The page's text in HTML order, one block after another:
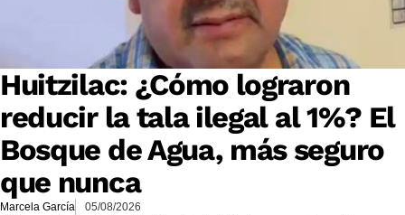
Huitzilac: ¿Cómo lograron
reducir la tala ilegal al 1%? El
Bosque de Agua, más seguro
que nunca
Marcela García 05/08/2026